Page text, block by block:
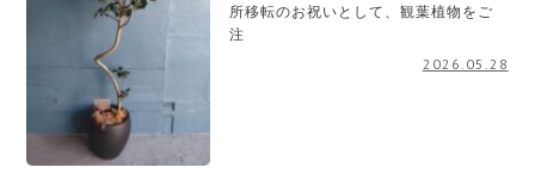
所移転のお祝いとして、観葉植物をご
注
2026.05.28